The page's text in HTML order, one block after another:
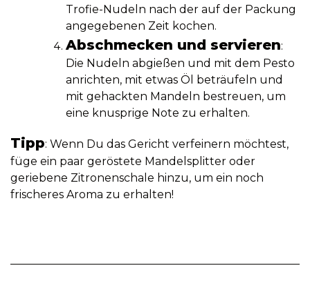
Trofie-Nudeln nach der auf der Packung
angegebenen Zeit kochen.
Abschmecken und servieren:
Die Nudeln abgießen und mit dem Pesto
anrichten, mit etwas Öl beträufeln und
mit gehackten Mandeln bestreuen, um
eine knusprige Note zu erhalten.
Tipp: Wenn Du das Gericht verfeinern möchtest,
füge ein paar geröstete Mandelsplitter oder
geriebene Zitronenschale hinzu, um ein noch
frischeres Aroma zu erhalten!